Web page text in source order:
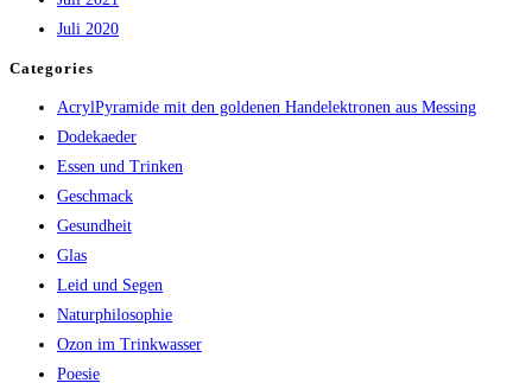
Juli 2020
Categories
AcrylPyramide mit den goldenen Handelektronen aus Messing
Dodekaeder
Essen und Trinken
Geschmack
Gesundheit
Glas
Leid und Segen
Naturphilosophie
Ozon im Trinkwasser
Poesie